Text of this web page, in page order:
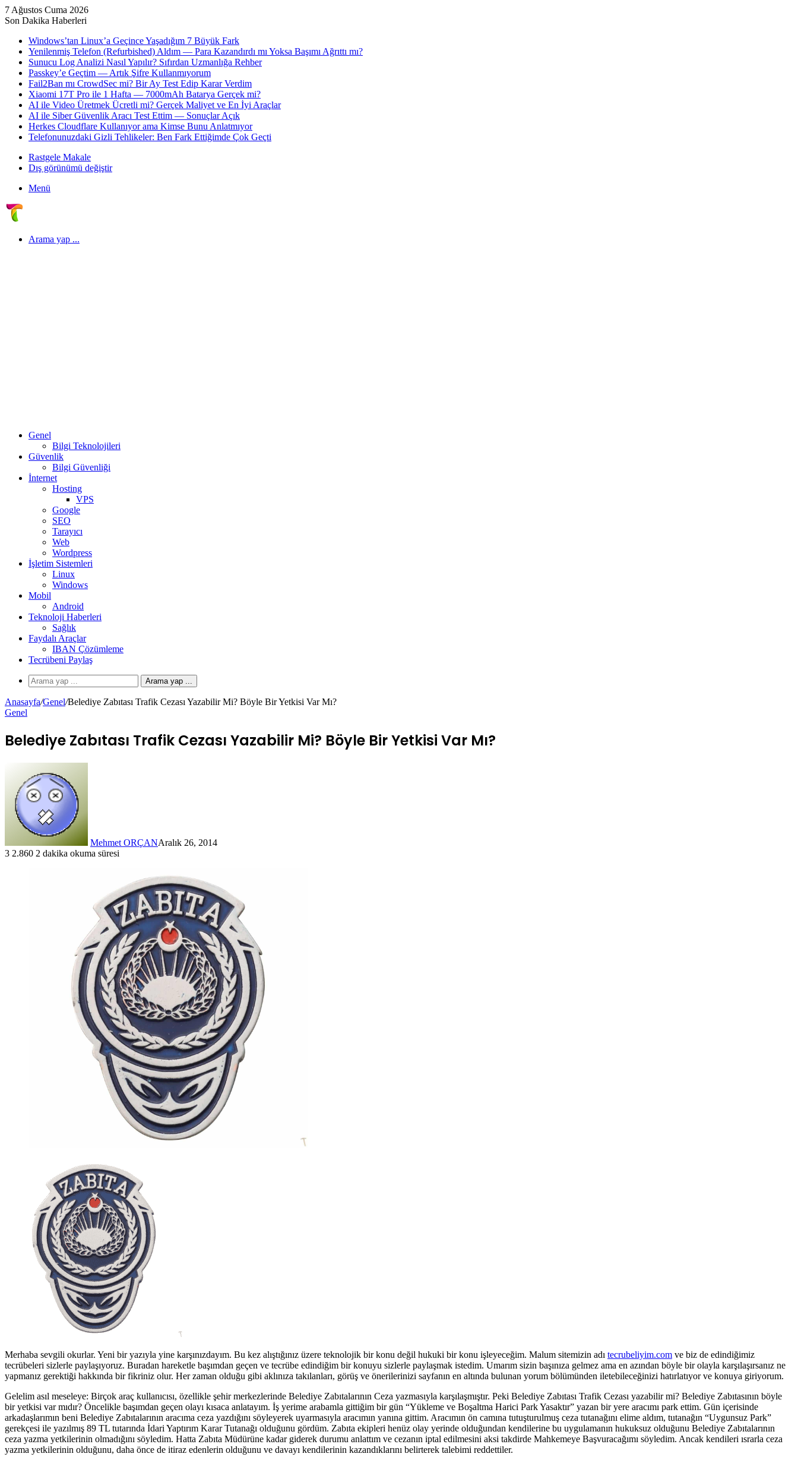
7 Ağustos Cuma 2026
Son Dakika Haberleri
Windows’tan Linux’a Geçince Yaşadığım 7 Büyük Fark
Yenilenmiş Telefon (Refurbished) Aldım — Para Kazandırdı mı Yoksa Başımı Ağrıttı mı?
Sunucu Log Analizi Nasıl Yapılır? Sıfırdan Uzmanlığa Rehber
Passkey’e Geçtim — Artık Şifre Kullanmıyorum
Fail2Ban mı CrowdSec mi? Bir Ay Test Edip Karar Verdim
Xiaomi 17T Pro ile 1 Hafta — 7000mAh Batarya Gerçek mi?
AI ile Video Üretmek Ücretli mi? Gerçek Maliyet ve En İyi Araçlar
AI ile Siber Güvenlik Aracı Test Ettim — Sonuçlar Açık
Herkes Cloudflare Kullanıyor ama Kimse Bunu Anlatmıyor
Telefonunuzdaki Gizli Tehlikeler: Ben Fark Ettiğimde Çok Geçti
Rastgele Makale
Dış görünümü değiştir
Menü
Arama yap ...
Genel
Bilgi Teknolojileri
Güvenlik
Bilgi Güvenliği
İnternet
Hosting
VPS
Google
SEO
Tarayıcı
Web
Wordpress
İşletim Sistemleri
Linux
Windows
Mobil
Android
Teknoloji Haberleri
Sağlık
Faydalı Araçlar
IBAN Çözümleme
Tecrübeni Paylaş
Arama yap ...
Anasayfa/Genel/Belediye Zabıtası Trafik Cezası Yazabilir Mi? Böyle Bir Yetkisi Var Mı?
Genel
Belediye Zabıtası Trafik Cezası Yazabilir Mi? Böyle Bir Yetkisi Var Mı?
Mehmet ORÇANAralık 26, 2014
3 2.860 2 dakika okuma süresi
Merhaba sevgili okurlar. Yeni bir yazıyla yine karşınızdayım. Bu kez alıştığınız üzere teknolojik bir konu değil hukuki bir konu işleyeceğim. Malum sitemizin adı tecrubeliyim.com ve biz de edindiğimiz
tecrübeleri sizlerle paylaşıyoruz. Buradan hareketle başımdan geçen ve tecrübe edindiğim bir konuyu sizlerle paylaşmak istedim. Umarım sizin başınıza gelmez ama en azından böyle bir olayla karşılaşırsanız ne
yapmanız gerektiği hakkında bir fikriniz olur. Her zaman olduğu gibi aklınıza takılanları, görüş ve önerilerinizi sayfanın en altında bulunan yorum bölümünden iletebileceğinizi hatırlatıyor ve konuya giriyorum.
Gelelim asıl meseleye: Birçok araç kullanıcısı, özellikle şehir merkezlerinde Belediye Zabıtalarının Ceza yazmasıyla karşılaşmıştır. Peki Belediye Zabıtası Trafik Cezası yazabilir mi? Belediye Zabıtasının böyle
bir yetkisi var mıdır? Öncelikle başımdan geçen olayı kısaca anlatayım. İş yerime arabamla gittiğim bir gün “Yükleme ve Boşaltma Harici Park Yasaktır” yazan bir yere aracımı park ettim. Gün içerisinde
arkadaşlarımın beni Belediye Zabıtalarının aracıma ceza yazdığını söyleyerek uyarmasıyla aracımın yanına gittim. Aracımın ön camına tutuşturulmuş ceza tutanağını elime aldım, tutanağın “Uygunsuz Park”
gerekçesi ile yazılmış 89 TL tutarında İdari Yaptırım Karar Tutanağı olduğunu gördüm. Zabıta ekipleri henüz olay yerinde olduğundan kendilerine bu uygulamanın hukuksuz olduğunu Belediye Zabıtalarının
ceza yazma yetkilerinin olmadığını söyledim. Hatta Zabıta Müdürüne kadar giderek durumu anlattım ve cezanın iptal edilmesini aksi takdirde Mahkemeye Başvuracağımı söyledim. Ancak kendileri ısrarla ceza
yazma yetkilerinin olduğunu, daha önce de itiraz edenlerin olduğunu ve davayı kendilerinin kazandıklarını belirterek talebimi reddettiler.